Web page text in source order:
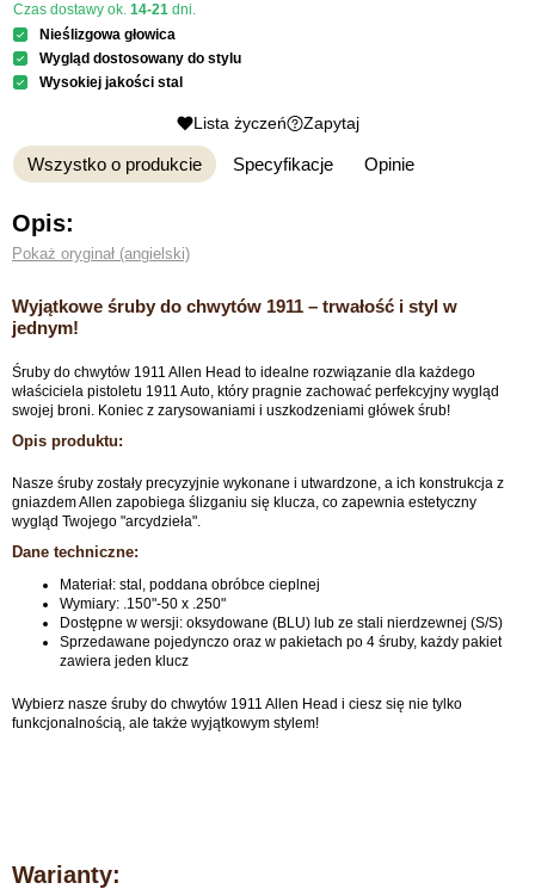
Czas dostawy ok.14-21 dni.
Nieślizgowa głowica
Wygląd dostosowany do stylu
Wysokiej jakości stal
Lista życzeń Zapytaj
Wszystko o produkcie Specyfikacje Opinie
Opis:
Pokaż oryginał (angielski)
Wyjątkowe śruby do chwytów 1911 – trwałość i styl w
jednym!
Śruby do chwytów 1911 Allen Head to idealne rozwiązanie dla każdego
właściciela pistoletu 1911 Auto, który pragnie zachować perfekcyjny wygląd
swojej broni. Koniec z zarysowaniami i uszkodzeniami główek śrub!
Opis produktu:
Nasze śruby zostały precyzyjnie wykonane i utwardzone, a ich konstrukcja z
gniazdem Allen zapobiega ślizganiu się klucza, co zapewnia estetyczny
wygląd Twojego "arcydzieła".
Dane techniczne:
Materiał: stal, poddana obróbce cieplnej
Wymiary: .150"-50 x .250"
Dostępne w wersji: oksydowane (BLU) lub ze stali nierdzewnej (S/S)
Sprzedawane pojedynczo oraz w pakietach po 4 śruby, każdy pakiet
zawiera jeden klucz
Wybierz nasze śruby do chwytów 1911 Allen Head i ciesz się nie tylko
funkcjonalnością, ale także wyjątkowym stylem!
Warianty: